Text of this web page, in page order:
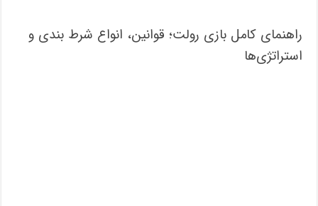
راهنمای کامل بازی رولت؛ قوانین، انواع شرط بندی و
استراتژی‌ها